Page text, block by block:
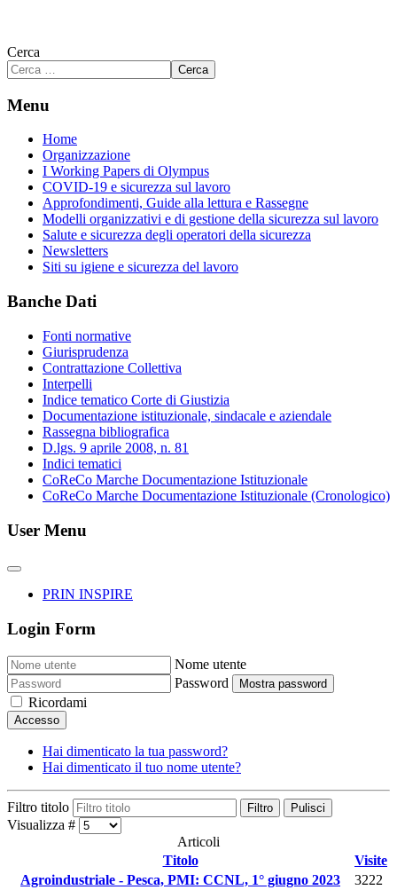
Cerca
Cerca
Menu
Home
Organizzazione
I Working Papers di Olympus
COVID-19 e sicurezza sul lavoro
Approfondimenti, Guide alla lettura e Rassegne
Modelli organizzativi e di gestione della sicurezza sul lavoro
Salute e sicurezza degli operatori della sicurezza
Newsletters
Siti su igiene e sicurezza del lavoro
Banche Dati
Fonti normative
Giurisprudenza
Contrattazione Collettiva
Interpelli
Indice tematico Corte di Giustizia
Documentazione istituzionale, sindacale e aziendale
Rassegna bibliografica
D.lgs. 9 aprile 2008, n. 81
Indici tematici
CoReCo Marche Documentazione Istituzionale
CoReCo Marche Documentazione Istituzionale (Cronologico)
User Menu
PRIN INSPIRE
Login Form
Nome utente
Password
Mostra password
Ricordami
Accesso
Hai dimenticato la tua password?
Hai dimenticato il tuo nome utente?
Filtro titolo Filtro Pulisci
Visualizza #
Articoli
Titolo
Visite
Agroindustriale - Pesca, PMI: CCNL, 1° giugno 2023
3222